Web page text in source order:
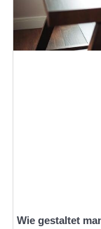
Wie gestaltet